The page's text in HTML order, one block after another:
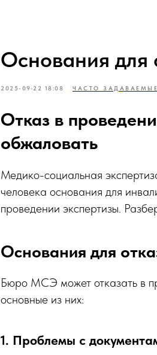
Основания для
2025-09-22 18:08 ЧАСТО
Отказ в
обжаловать
Медико-социальная
человека основания для
проведении экспертизы.
Основания для
Бюро МСЭ может отказать в
основные из них:
1. Проблемы с